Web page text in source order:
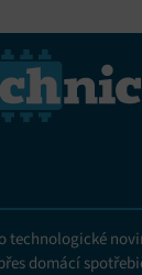
technologické
domácí